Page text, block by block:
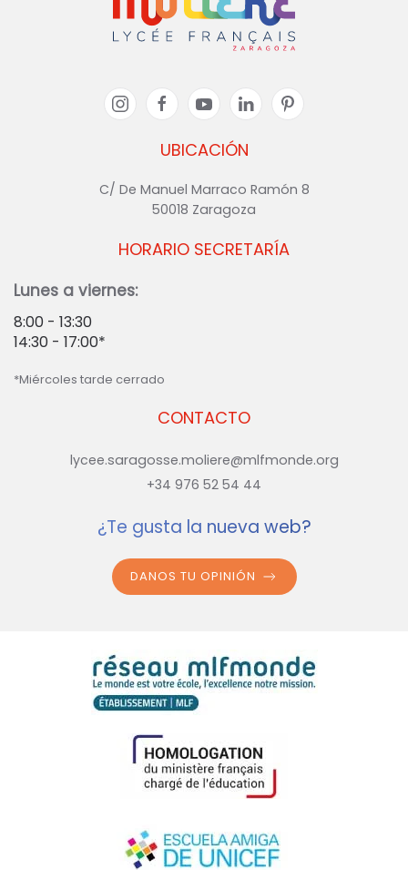
UBICACIÓN
C/ De Manuel Marraco Ramón 8
50018 Zaragoza
CONTACTO
lycee.saragosse.moliere@mlfmonde.org
+34 976 52 54 44
HORARIO SECRETARÍA
Lunes a viernes:
8:00 - 13:30
14:30 - 17:00*
*Miércoles tarde cerrado
¿Te gusta la nueva web?
DANOS TU OPINIÓN